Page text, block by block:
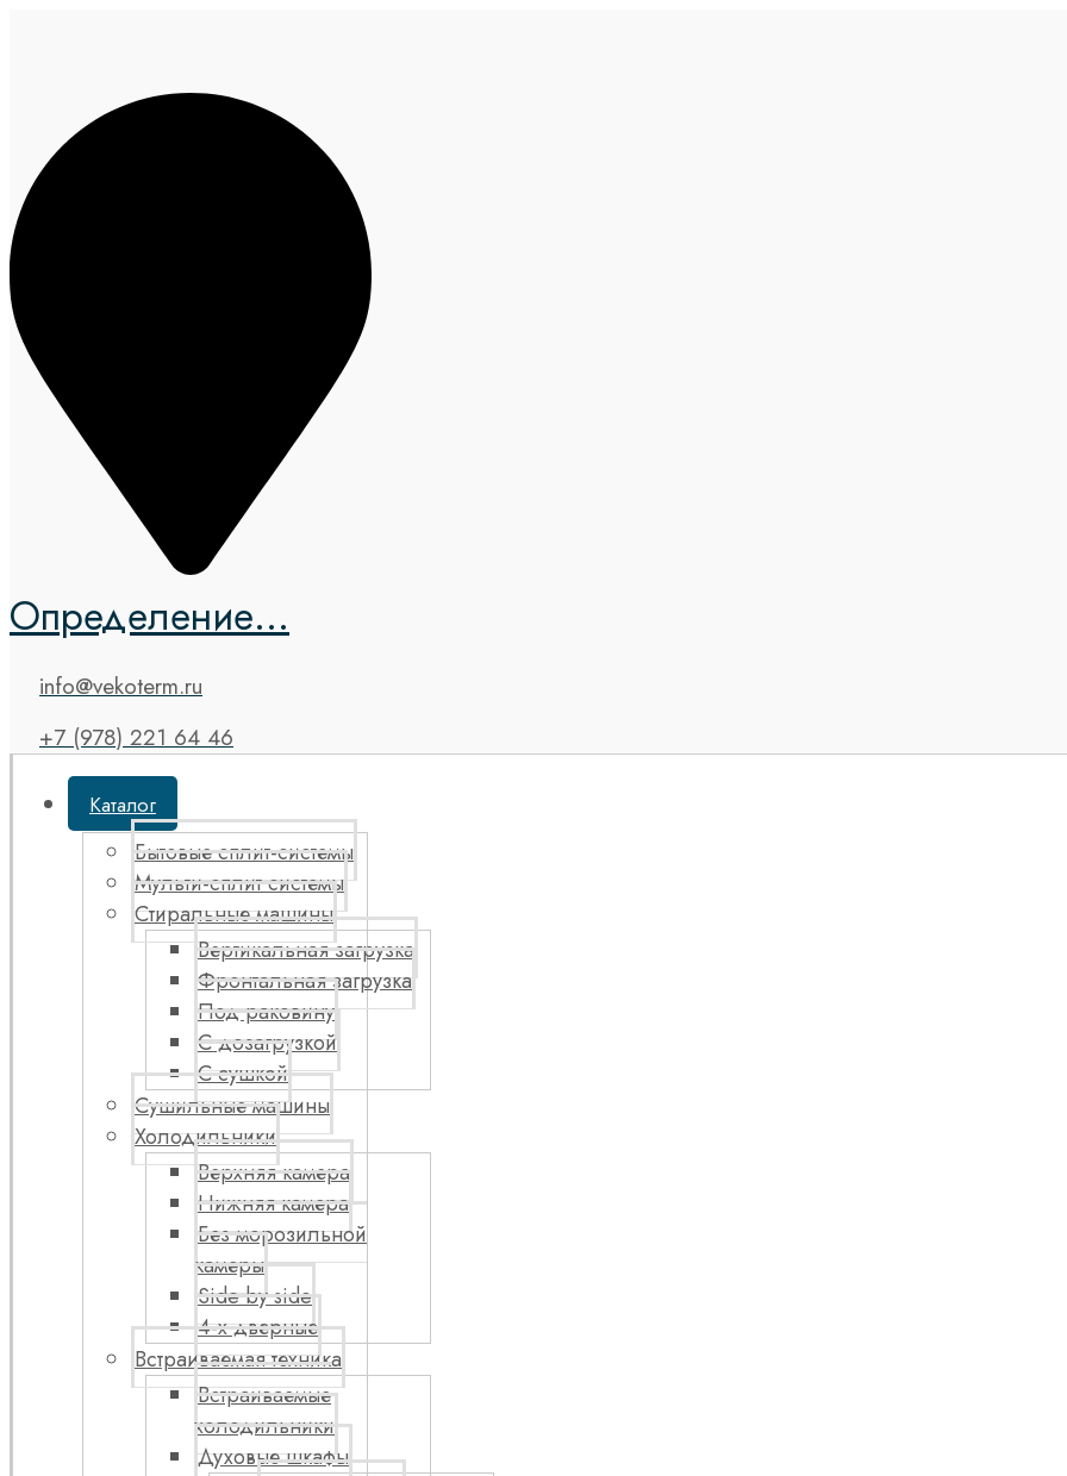
Определение...
info@vekoterm.ru
+7 (978) 221 64 46
Каталог
Бытовые сплит-системы
Мульти-сплит системы
Стиральные машины
Вертикальная загрузка
Фронтальная загрузка
Под раковину
С дозагрузкой
С сушкой
Сушильные машины
Холодильники
Верхняя камера
Нижняя камера
Без морозильной
камеры
Side by side
4-х дверные
Встраиваемая техника
Встраиваемые
холодильники
Духовые шкафы